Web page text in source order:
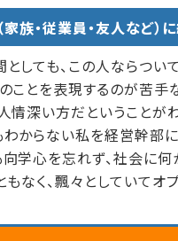
族・従業員・友人など）
しても、この人ならつい
ことを表現するのが苦手
情深い方だということ
からない私を経営幹部
学心を忘れず、社会に
もなく、飄々としていて